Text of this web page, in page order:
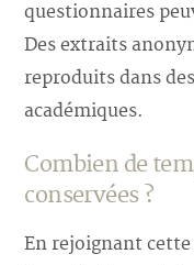
questionnaires
Des extraits
reproduits dans
académiques.
Combien de
conservées ?
En rejoignant cette